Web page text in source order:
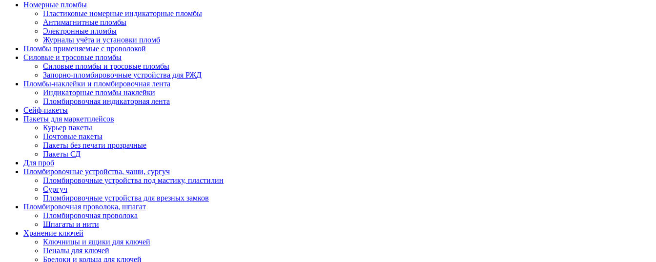
Номерные пломбы
Пластиковые номерные индикаторные пломбы
Антимагнитные пломбы
Электронные пломбы
Журналы учёта и установки пломб
Пломбы применяемые с проволокой
Силовые и тросовые пломбы
Силовые пломбы и тросовые пломбы
Запорно-пломбировочные устройства для РЖД
Пломбы-наклейки и пломбировочная лента
Индикаторные пломбы наклейки
Пломбировочная индикаторная лента
Сейф-пакеты
Пакеты для маркетплейсов
Курьер пакеты
Почтовые пакеты
Пакеты без печати прозрачные
Пакеты СД
Для проб
Пломбировочные устройства, чаши, сургуч
Пломбировочные устройства под мастику, пластилин
Сургуч
Пломбировочные устройства для врезных замков
Пломбировочная проволока, шпагат
Пломбировочная проволока
Шпагаты и нити
Хранение ключей
Ключницы и ящики для ключей
Пеналы для ключей
Брелоки и кольца для ключей